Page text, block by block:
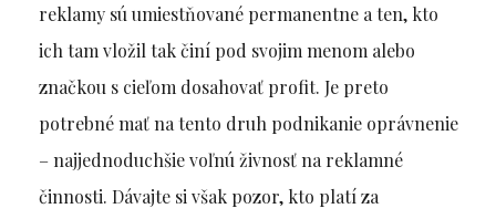
reklamy sú umiestňované permanentne a ten, kto
ich tam vložil tak činí pod svojim menom alebo
značkou s cieľom dosahovať profit. Je preto
potrebné mať na tento druh podnikanie oprávnenie
– najjednoduchšie voľnú živnosť na reklamné
činnosti. Dávajte si však pozor, kto platí za